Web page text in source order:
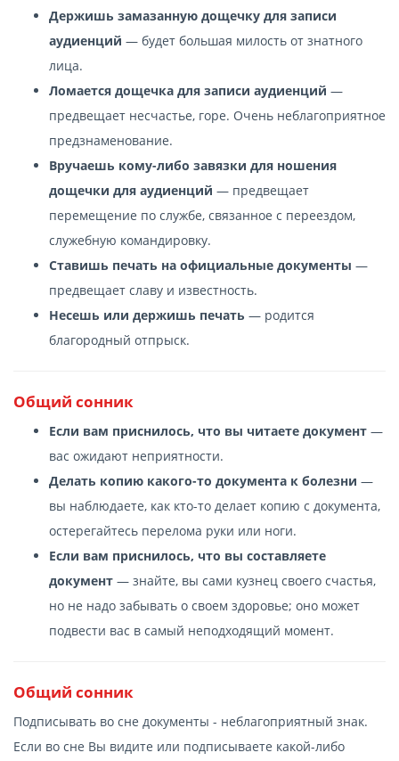
Держишь замазанную дощечку для записи
аудиенций — будет большая милость от знатного
лица.
Ломается дощечка для записи аудиенций —
предвещает несчастье, горе. Очень неблагоприятное
предзнаменование.
Вручаешь кому-либо завязки для ношения
дощечки для аудиенций — предвещает
перемещение по службе, связанное с переездом,
служебную командировку.
Ставишь печать на официальные документы —
предвещает славу и известность.
Несешь или держишь печать — родится
благородный отпрыск.
Общий сонник
Если вам приснилось, что вы читаете документ —
вас ожидают неприятности.
Делать копию какого-то документа к болезни —
вы наблюдаете, как кто-то делает копию с документа,
остерегайтесь перелома руки или ноги.
Если вам приснилось, что вы составляете
документ — знайте, вы сами кузнец своего счастья,
но не надо забывать о своем здоровье; оно может
подвести вас в самый неподходящий момент.
Общий сонник
Подписывать во сне документы - неблагоприятный знак.
Если во сне Вы видите или подписываете какой-либо